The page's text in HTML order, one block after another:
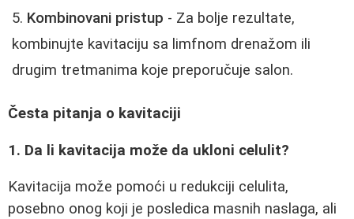
Kombinovani pristup - Za bolje rezultate,
kombinujte kavitaciju sa limfnom drenažom ili
drugim tretmanima koje preporučuje salon.
Česta pitanja o kavitaciji
1. Da li kavitacija može da ukloni celulit?
Kavitacija može pomoći u redukciji celulita,
posebno onog koji je posledica masnih naslaga, ali